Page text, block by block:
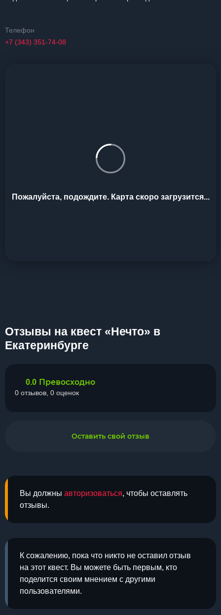
Телефон
+7 (343) 351-74-08
Пожалуйста, подождите. Карта скоро загрузится...
Отзывы на квест «Нечто» в
Екатеринбурге
Вы должны авторизоваться, чтобы оставлять
отзывы.
К сожалению, пока что никто не оставил отзыв
на этот квест. Вы можете быть первым, кто
поделится своим мнением с другими
пользователями.
0.0 Превосходно
0 отзывов, 0 оценок
Оставить свой отзыв